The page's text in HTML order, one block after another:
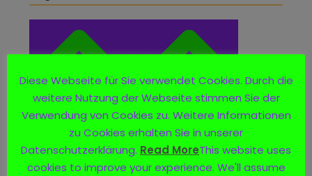
Diese Webseite für Sie verwendet Cookies. Durch die
weitere Nutzung der Webseite stimmen Sie der
Verwendung von Cookies zu. Weitere Informationen
zu Cookies erhalten Sie in unserer
Datenschutzerklärung. Read MoreThis website uses
cookies to improve your experience. We'll assume